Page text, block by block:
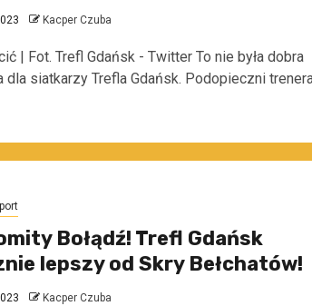
Kacper Czuba
| Fot. Trefl Gdańsk - Twitter To nie była dobra
dla siatkarzy Trefla Gdańsk. Podopieczni
Bołądź! Trefl Gdańsk
lepszy od Skry Bełchatów!
Kacper Czuba